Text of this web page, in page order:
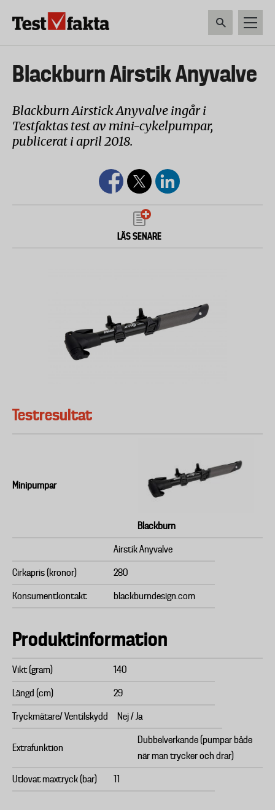
Huvudmeny
ny
Blackburn Airstik Anyvalve
Blackburn Airstick Anyvalve ingår i
Testfaktas test av mini-cykelpumpar,
publicerat i april 2018.
LÄS SENARE
Testresultat
Minipumpar
Blackburn
Airstik Anyvalve
Cirkapris (kronor) 280
Konsumentkontakt blackburndesign.com
Produktinformation
Vikt (gram) 140
Längd (cm) 29
Tryckmätare/ Ventilskydd Nej / Ja
Extrafunktion
Dubbelverkande (pumpar både
när man trycker och drar)
Utlovat maxtryck (bar) 11